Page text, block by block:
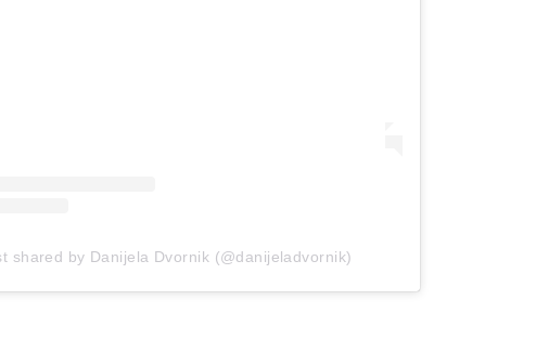
shared by Danijela Dvornik (@danijeladvornik)